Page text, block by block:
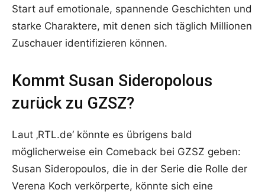
Start auf emotionale, spannende Geschichten und
starke Charaktere, mit denen sich täglich Millionen
Zuschauer identifizieren können.
Kommt Susan Sideropolous
zurück zu GZSZ?
Laut ‚RTL.de‘ könnte es übrigens bald
möglicherweise ein Comeback bei GZSZ geben:
Susan Sideropoulos, die in der Serie die Rolle der
Verena Koch verkörperte, könnte sich eine